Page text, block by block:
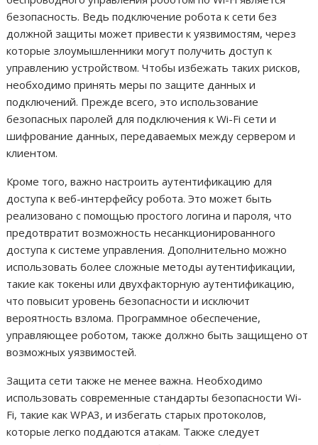
безопасность. Ведь подключение робота к сети без
должной защиты может привести к уязвимостям, через
которые злоумышленники могут получить доступ к
управлению устройством. Чтобы избежать таких рисков,
необходимо принять меры по защите данных и
подключений. Прежде всего, это использование
безопасных паролей для подключения к Wi-Fi сети и
шифрование данных, передаваемых между сервером и
клиентом.
Кроме того, важно настроить аутентификацию для
доступа к веб-интерфейсу робота. Это может быть
реализовано с помощью простого логина и пароля, что
предотвратит возможность несанкционированного
доступа к системе управления. Дополнительно можно
использовать более сложные методы аутентификации,
такие как токены или двухфакторную аутентификацию,
что повысит уровень безопасности и исключит
вероятность взлома. Программное обеспечение,
управляющее роботом, также должно быть защищено от
возможных уязвимостей.
Защита сети также не менее важна. Необходимо
использовать современные стандарты безопасности Wi-
Fi, такие как WPA3, и избегать старых протоколов,
которые легко поддаются атакам. Также следует